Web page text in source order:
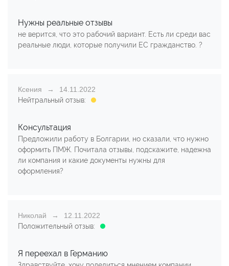
Нужны реальные отзывы
не верится, что это рабочий вариант. Есть ли среди вас
реальные люди, которые получили ЕС гражданство. ?
Ксения
14.11.2022
Нейтральный отзыв:
Консультация
Предложили работу в Болгарии, но сказали, что нужно
оформить ПМЖ. Почитала отзывы, подскажите, надежна
ли компания и какие документы нужны для
оформления?
Николай
12.11.2022
Положительный отзыв:
Я переехал в Германию